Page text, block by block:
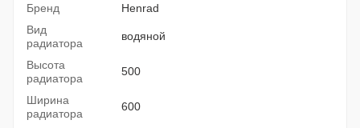
Бренд
Henrad
Вид
радиатора
водяной
Высота
радиатора
500
Ширина
радиатора
600